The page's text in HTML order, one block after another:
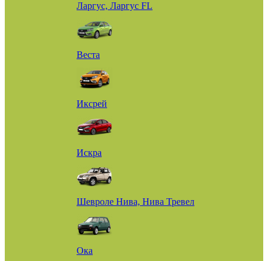
Ларгус, Ларгус FL
Веста
Иксрей
Искра
Шевроле Нива, Нива Тревел
Ока